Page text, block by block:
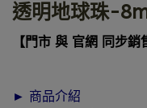
透明地球珠-
【門市 與 官網 同步銷
► 商品介紹